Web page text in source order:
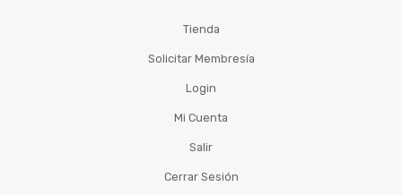
Tienda
Solicitar Membresía
Login
Mi Cuenta
Salir
Cerrar Sesión